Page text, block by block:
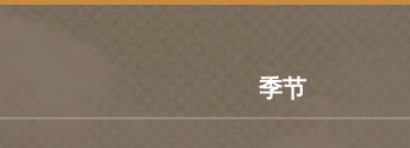
季节